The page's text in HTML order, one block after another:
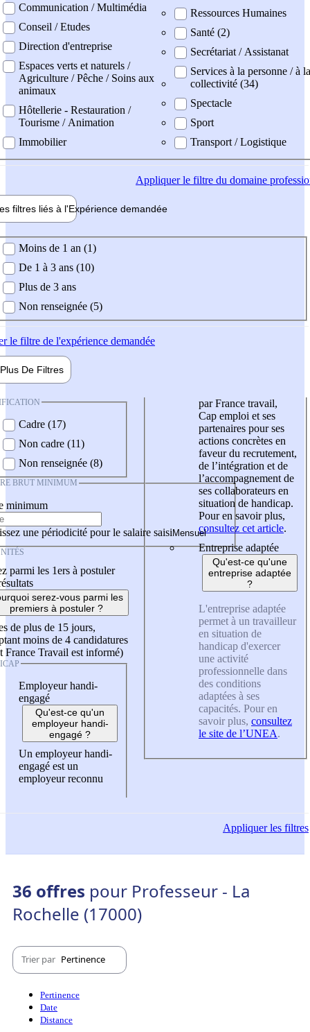
Communication / Multimédia
Conseil / Etudes
Direction d'entreprise
Espaces verts et naturels /
Agriculture / Pêche / Soins aux
animaux
Hôtellerie - Restauration /
Tourisme / Animation
Immobilier
Ressources Humaines
Santé (2)
Secrétariat / Assistanat
Services à la personne / à la
collectivité (34)
Spectacle
Sport
Transport / Logistique
Appliquerle filtre du domaine
filtres liés à l'Expérience demandée
demandée
Moins de 1 an (1)
De 1 à 3 ans (10)
Plus de 3 ans
Non renseignée (5)
le filtre de l'expérience demandée
Plus De Filtres
Cadre (17)
Non cadre (11)
Non renseignée (8)
BRUT MINIMUM
minimum
une périodicité pour le salaire saisi
parmi les 1ers à postuler
serez-vous parmi les
premiers à postuler ?
de plus de 15 jours,
moins de 4 candidatures
France Travail est informé)
Employeur handi-
engagé
Qu'est-ce qu'un
employeur handi-
engagé ?
Un employeur handi-
engagé est un
employeur reconnu
par France travail,
Cap emploi et ses
partenaires pour ses
actions concrètes en
faveur du recrutement,
de l’intégration et de
l’accompagnement de
ses collaborateurs en
situation de handicap.
Pour en savoir plus,
consultez cet article.
Entreprise adaptée
Qu'est-ce qu'une
entreprise adaptée
?
L'entreprise adaptée
permet à un travailleur
en situation de
handicap d'exercer
une activité
professionnelle dans
des conditions
adaptées à ses
capacités. Pour en
savoir plus, consultez
le site de l’UNEA.
Appliquerles filtres
36 offres pour Professeur - La
Rochelle (17000)
Trier par Pertinence
Pertinence
Date
Distance